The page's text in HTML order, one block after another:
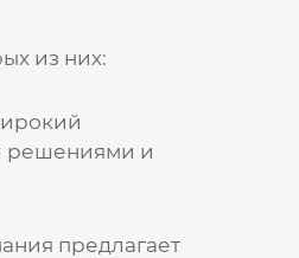
из них:
решениями и
предлагает